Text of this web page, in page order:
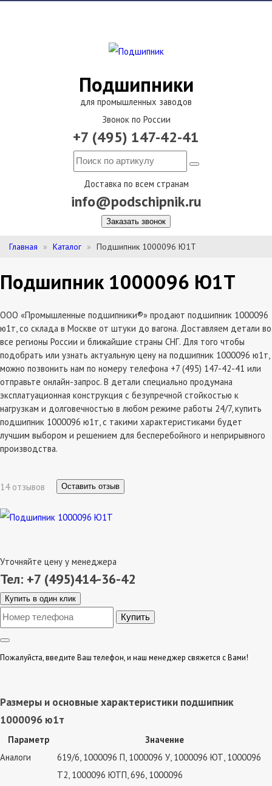
Подшипники
для промышленных заводов
Звонок по России
+7 (495) 147-42-41
Доставка по всем странам
info@podschipnik.ru
Заказать звонок
Главная Каталог Подшипник 1000096 Ю1Т
Подшипник 1000096 Ю1Т
ООО «Промышленные подшипники®» продают подшипник 1000096
ю1т, со склада в Москве от штуки до вагона. Доставляем детали во
все регионы России и ближайшие страны СНГ. Для того чтобы
подобрать или узнать актуальную цену на подшипник 1000096 ю1т,
можно позвонить нам по номеру телефона +7 (495) 147-42-41 или
отправьте онлайн-запрос. В детали специально продумана
эксплатуационная конструкция с безупречной стойкостью к
нагрузкам и долговечностью в любом режиме работы 24/7, купить
подшипник 1000096 ю1т, с такими характеристиками будет
лучшим выбором и решением для бесперебойного и неприрывного
производства.
14 отзывов Оставить отзыв
Уточняйте цену у менеджера
Тел: +7 (495)414-36-42
Купить в один клик
Пожалуйста, введите Ваш телефон, и наш менеджер свяжется с Вами!
Размеры и основные характеристики подшипник
1000096 ю1т
Параметр
Значение
Аналоги
619/6, 1000096 П, 1000096 У, 1000096 ЮТ, 1000096
Т2, 1000096 ЮТП, 696, 1000096